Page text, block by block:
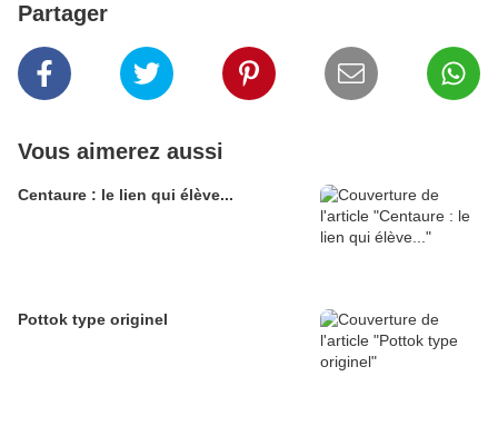
Partager
Vous aimerez aussi
Centaure : le lien qui élève...
Pottok type originel